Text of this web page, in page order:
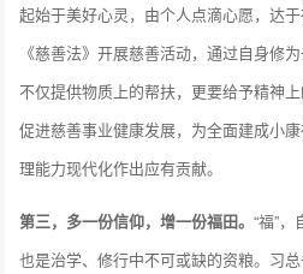
起始于美好心灵，由个人点滴心愿，达
《慈善法》开展慈善活动，通过自身修
不仅提供物质上的帮扶，更要给予精神
促进慈善事业健康发展，为全面建成小
理能力现代化作出应有贡献。
第三，多一份信仰，增一份福田。“福”
也是治学、修行中不可或缺的资粮。习